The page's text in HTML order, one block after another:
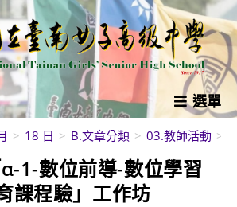
選單
> 18 日 > B.文章分類 > 03.教師活動 >
1-數位前導-數位學習
課程驗」工作坊